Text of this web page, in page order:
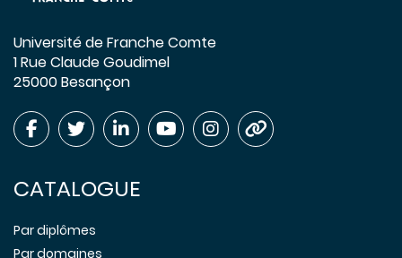
Université de Franche Comte
1 Rue Claude Goudimel
25000 Besançon
CATALOGUE
Par diplômes
Par domaines